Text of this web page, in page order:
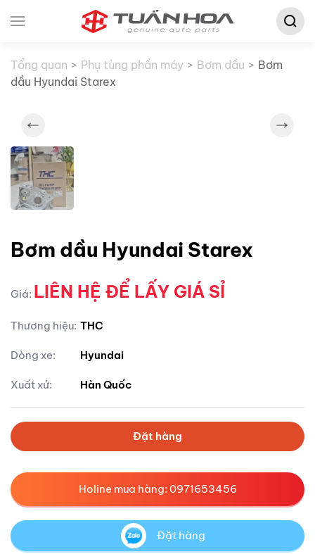
Tìm
Tổng quan
Phụ tùng phần máy Bơm dầu
Bơm
dầu Hyundai Starex
Bơm dầu Hyundai Starex
Giá: LIÊN HỆ ĐỂ LẤY GIÁ SỈ
Thương hiệu: THC
Dòng xe: Hyundai
Xuất xứ: Hàn Quốc
Đặt hàng
Holine mua hàng: 0971653456
Đặt hàng